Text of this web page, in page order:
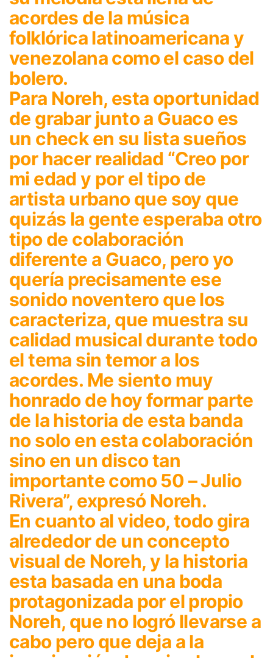
acordes de la música
folklórica latinoamericana y
venezolana como el caso del
bolero.
Para Noreh, esta oportunidad
de grabar junto a Guaco es
un check en su lista sueños
por hacer realidad “Creo por
mi edad y por el tipo de
artista urbano que soy que
quizás la gente esperaba otro
tipo de colaboración
diferente a Guaco, pero yo
quería precisamente ese
sonido noventero que los
caracteriza, que muestra su
calidad musical durante todo
el tema sin temor a los
acordes. Me siento muy
honrado de hoy formar parte
de la historia de esta banda
no solo en esta colaboración
sino en un disco tan
importante como 50 – Julio
Rivera”, expresó Noreh.
En cuanto al video, todo gira
alrededor de un concepto
visual de Noreh, y la historia
esta basada en una boda
protagonizada por el propio
Noreh, que no logró llevarse a
cabo pero que deja a la